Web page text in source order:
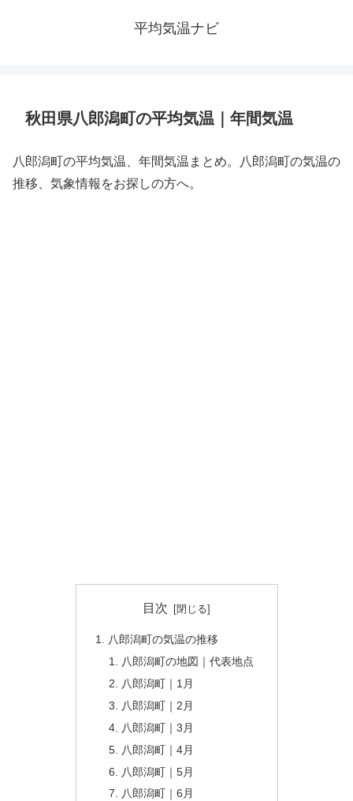
平均気温ナビ
秋田県八郎潟町の平均気温｜年間気温
八郎潟町の平均気温、年間気温まとめ。八郎潟町の気温の
推移、気象情報をお探しの方へ。
目次
八郎潟町の気温の推移
八郎潟町の地図｜代表地点
八郎潟町｜1月
八郎潟町｜2月
八郎潟町｜3月
八郎潟町｜4月
八郎潟町｜5月
八郎潟町｜6月